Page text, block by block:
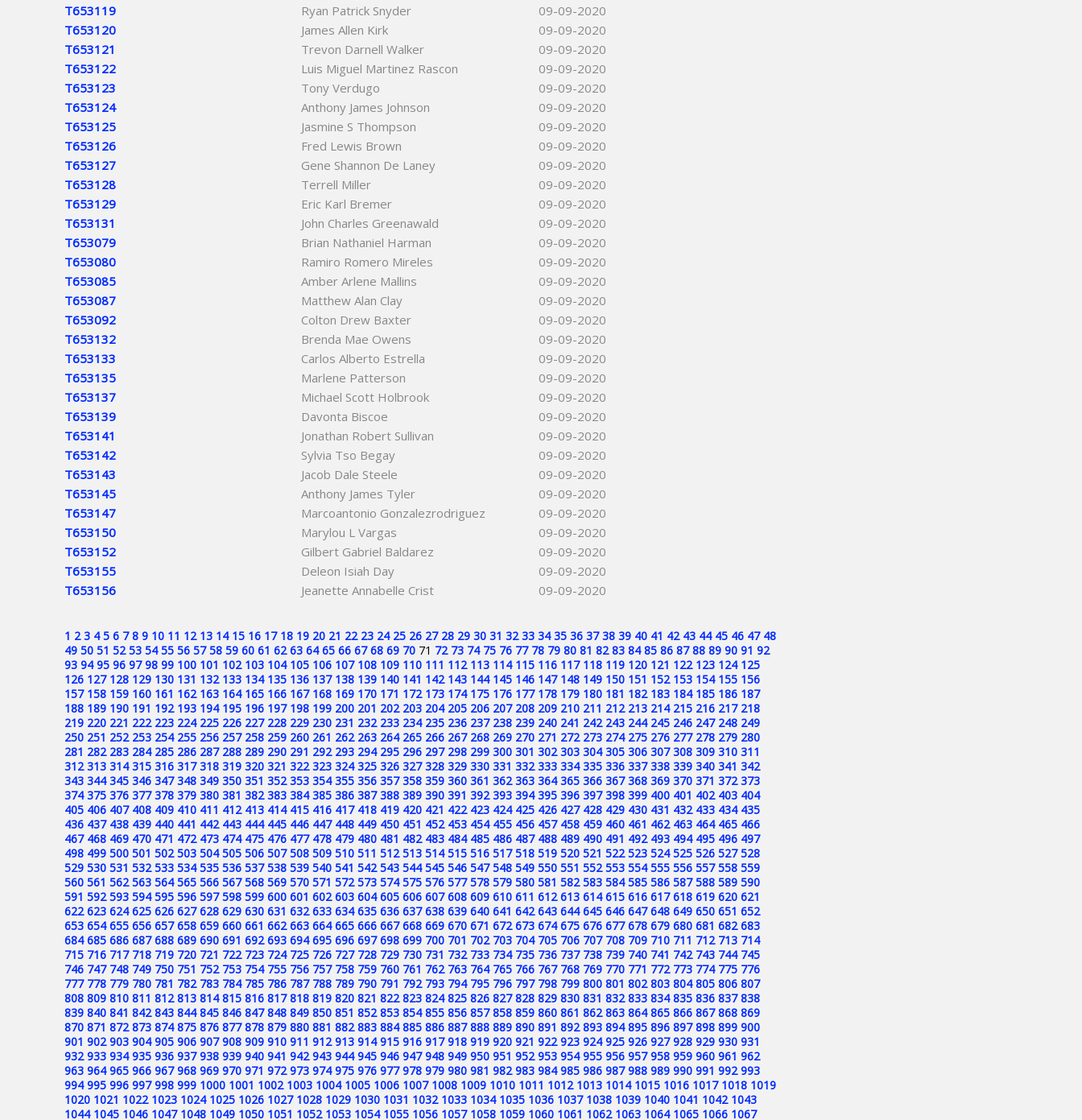
T653119
Ryan Patrick Snyder
09-09-2020
T653120
James Allen Kirk
09-09-2020
T653121
Trevon Darnell Walker
09-09-2020
T653122
Luis Miguel Martinez Rascon
09-09-2020
T653123
Tony Verdugo
09-09-2020
T653124
Anthony James Johnson
09-09-2020
T653125
Jasmine S Thompson
09-09-2020
T653126
Fred Lewis Brown
09-09-2020
T653127
Gene Shannon De Laney
09-09-2020
T653128
Terrell Miller
09-09-2020
T653129
Eric Karl Bremer
09-09-2020
T653131
John Charles Greenawald
09-09-2020
T653079
Brian Nathaniel Harman
09-09-2020
T653080
Ramiro Romero Mireles
09-09-2020
T653085
Amber Arlene Mallins
09-09-2020
T653087
Matthew Alan Clay
09-09-2020
T653092
Colton Drew Baxter
09-09-2020
T653132
Brenda Mae Owens
09-09-2020
T653133
Carlos Alberto Estrella
09-09-2020
T653135
Marlene Patterson
09-09-2020
T653137
Michael Scott Holbrook
09-09-2020
T653139
Davonta Biscoe
09-09-2020
T653141
Jonathan Robert Sullivan
09-09-2020
T653142
Sylvia Tso Begay
09-09-2020
T653143
Jacob Dale Steele
09-09-2020
T653145
Anthony James Tyler
09-09-2020
T653147
Marcoantonio Gonzalezrodriguez
09-09-2020
T653150
Marylou L Vargas
09-09-2020
T653152
Gilbert Gabriel Baldarez
09-09-2020
T653155
Deleon Isiah Day
09-09-2020
T653156
Jeanette Annabelle Crist 09-09-2020
1 2 3 4 5 6 7 8 9 10 11 12 13 14 15 16 17 18 19 20 21 22 23 24 25 26 27 28 29 30 31 32 33 34 35 36 37 38 39 40 41 42 43 44 45 46 47 48
49 50 51 52 53 54 55 56 57 58 59 60 61 62 63 64 65 66 67 68 69 70 71 72 73 74 75 76 77 78 79 80 81 82 83 84 85 86 87 88 89 90 91 92
93 94 95 96 97 98 99 100 101 102 103 104 105 106 107 108 109 110 111 112 113 114 115 116 117 118 119 120 121 122 123 124 125
126 127 128 129 130 131 132 133 134 135 136 137 138 139 140 141 142 143 144 145 146 147 148 149 150 151 152 153 154 155 156
157 158 159 160 161 162 163 164 165 166 167 168 169 170 171 172 173 174 175 176 177 178 179 180 181 182 183 184 185 186 187
188 189 190 191 192 193 194 195 196 197 198 199 200 201 202 203 204 205 206 207 208 209 210 211 212 213 214 215 216 217 218
219 220 221 222 223 224 225 226 227 228 229 230 231 232 233 234 235 236 237 238 239 240 241 242 243 244 245 246 247 248 249
250 251 252 253 254 255 256 257 258 259 260 261 262 263 264 265 266 267 268 269 270 271 272 273 274 275 276 277 278 279 280
281 282 283 284 285 286 287 288 289 290 291 292 293 294 295 296 297 298 299 300 301 302 303 304 305 306 307 308 309 310 311
312 313 314 315 316 317 318 319 320 321 322 323 324 325 326 327 328 329 330 331 332 333 334 335 336 337 338 339 340 341 342
343 344 345 346 347 348 349 350 351 352 353 354 355 356 357 358 359 360 361 362 363 364 365 366 367 368 369 370 371 372 373
374 375 376 377 378 379 380 381 382 383 384 385 386 387 388 389 390 391 392 393 394 395 396 397 398 399 400 401 402 403 404
405 406 407 408 409 410 411 412 413 414 415 416 417 418 419 420 421 422 423 424 425 426 427 428 429 430 431 432 433 434 435
436 437 438 439 440 441 442 443 444 445 446 447 448 449 450 451 452 453 454 455 456 457 458 459 460 461 462 463 464 465 466
467 468 469 470 471 472 473 474 475 476 477 478 479 480 481 482 483 484 485 486 487 488 489 490 491 492 493 494 495 496 497
498 499 500 501 502 503 504 505 506 507 508 509 510 511 512 513 514 515 516 517 518 519 520 521 522 523 524 525 526 527 528
529 530 531 532 533 534 535 536 537 538 539 540 541 542 543 544 545 546 547 548 549 550 551 552 553 554 555 556 557 558 559
560 561 562 563 564 565 566 567 568 569 570 571 572 573 574 575 576 577 578 579 580 581 582 583 584 585 586 587 588 589 590
591 592 593 594 595 596 597 598 599 600 601 602 603 604 605 606 607 608 609 610 611 612 613 614 615 616 617 618 619 620 621
622 623 624 625 626 627 628 629 630 631 632 633 634 635 636 637 638 639 640 641 642 643 644 645 646 647 648 649 650 651 652
653 654 655 656 657 658 659 660 661 662 663 664 665 666 667 668 669 670 671 672 673 674 675 676 677 678 679 680 681 682 683
684 685 686 687 688 689 690 691 692 693 694 695 696 697 698 699 700 701 702 703 704 705 706 707 708 709 710 711 712 713 714
715 716 717 718 719 720 721 722 723 724 725 726 727 728 729 730 731 732 733 734 735 736 737 738 739 740 741 742 743 744 745
746 747 748 749 750 751 752 753 754 755 756 757 758 759 760 761 762 763 764 765 766 767 768 769 770 771 772 773 774 775 776
777 778 779 780 781 782 783 784 785 786 787 788 789 790 791 792 793 794 795 796 797 798 799 800 801 802 803 804 805 806 807
808 809 810 811 812 813 814 815 816 817 818 819 820 821 822 823 824 825 826 827 828 829 830 831 832 833 834 835 836 837 838
839 840 841 842 843 844 845 846 847 848 849 850 851 852 853 854 855 856 857 858 859 860 861 862 863 864 865 866 867 868 869
870 871 872 873 874 875 876 877 878 879 880 881 882 883 884 885 886 887 888 889 890 891 892 893 894 895 896 897 898 899 900
901 902 903 904 905 906 907 908 909 910 911 912 913 914 915 916 917 918 919 920 921 922 923 924 925 926 927 928 929 930 931
932 933 934 935 936 937 938 939 940 941 942 943 944 945 946 947 948 949 950 951 952 953 954 955 956 957 958 959 960 961 962
963 964 965 966 967 968 969 970 971 972 973 974 975 976 977 978 979 980 981 982 983 984 985 986 987 988 989 990 991 992 993
994 995 996 997 998 999 1000 1001 1002 1003 1004 1005 1006 1007 1008 1009 1010 1011 1012 1013 1014 1015 1016 1017 1018 1019
1020 1021 1022 1023 1024 1025 1026 1027 1028 1029 1030 1031 1032 1033 1034 1035 1036 1037 1038 1039 1040 1041 1042 1043
1044 1045 1046 1047 1048 1049 1050 1051 1052 1053 1054 1055 1056 1057 1058 1059 1060 1061 1062 1063 1064 1065 1066 1067